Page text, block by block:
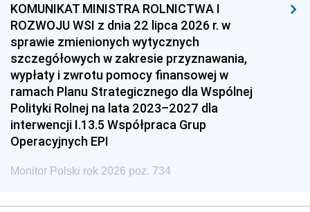
KOMUNIKAT MINISTRA ROLNICTWA I
ROZWOJU WSI z dnia 22 lipca 2026 r. w
sprawie zmienionych wytycznych
szczegółowych w zakresie przyznawania,
wypłaty i zwrotu pomocy finansowej w
ramach Planu Strategicznego dla Wspólnej
Polityki Rolnej na lata 2023–2027 dla
interwencji I.13.5 Współpraca Grup
Operacyjnych EPI
Monitor Polski rok 2026 poz. 734